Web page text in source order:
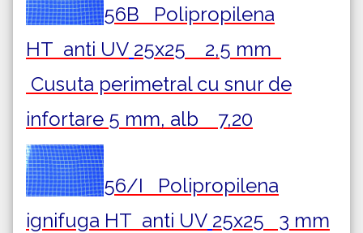
56B Polipropilena
HT anti UV 25x25 2,5 mm
Cusuta perimetral cu snur de
infortare 5 mm, alb 7,20
56/I Polipropilena
ignifuga HT anti UV 25x25 3 mm